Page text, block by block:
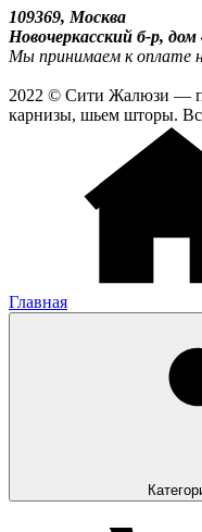
109369, Москва
Новочеркасский б-р, дом
Мы принимаем к оплате
2022 © Сити Жалюзи —
карнизы, шьем шторы.
Главная